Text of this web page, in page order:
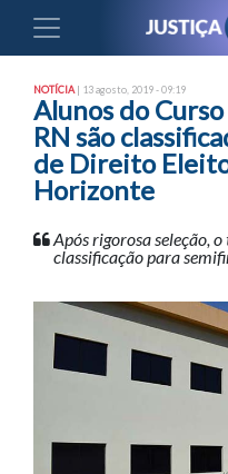
NOTÍCIA | 13 agosto, 2019 - 09:19
Alunos do
RN são
de Direito
Horizonte
Após rigorosa seleção,
classificação para